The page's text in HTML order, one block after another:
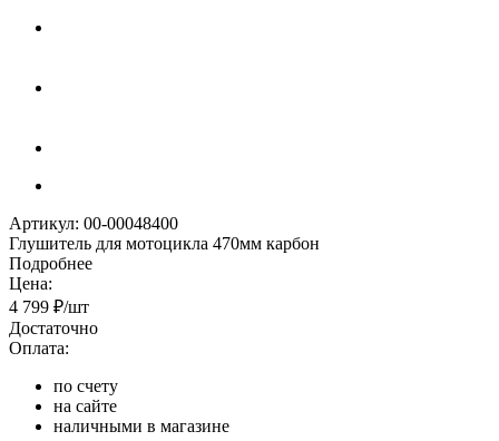
Артикул: 00-00048400
Глушитель для мотоцикла 470мм карбон
Подробнее
Цена:
4 799 ₽/шт
Достаточно
Оплата:
по счету
на сайте
наличными в магазине